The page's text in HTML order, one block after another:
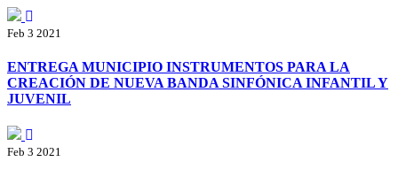
Feb 3 2021
ENTREGA MUNICIPIO INSTRUMENTOS PARA LA
CREACIÓN DE NUEVA BANDA SINFÓNICA INFANTIL Y
JUVENIL
Feb 3 2021